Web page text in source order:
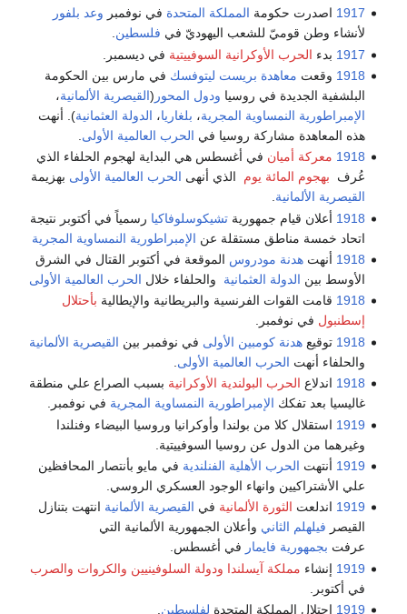
1917 اصدرت حكومة المملكة المتحدة في نوفمبر وعد بلفور
لأنشاء وطن قوميّ للشعب اليهوديّ في فلسطين
1917 بدء الحرب الأوكرانية السوفييتية في ديسمبر.
1918 وقعت معاهدة بريست ليتوفسك في مارس بين الحكومة
البلشفية الجديدة في روسيا ودول المحور (القيصرية الألمانية،
الإمبراطورية النمساوية المجرية، بلغاريا، الدولة العثمانية). أنهت
هذه المعاهدة مشاركة روسيا في الحرب العالمية الأولى
1918 معركة أميان في أغسطس هي البداية لهجوم الحلفاء الذي
عُرف بهجوم المائة يوم الذي أنهى الحرب العالمية الأولى بهزيمة
القيصرية الألمانية.
1918 أعلان قيام جمهوريةتشيكوسلوفاكيا رسمياً في أكتوبر نتيجة
اتحاد خمسة مناطق مستقلة عن الإمبراطورية النمساوية المجرية
1918 أنهتهدنة مودروس الموقعة في أكتوبر القتال في الشرق
الأوسط بين الدولة العثمانية والحلفاء خلال الحرب العالمية الأولى
1918 قامت القوات الفرنسية والبريطانية والإيطالية بأحتلال
إسطنبول في نوفمبر.
1918 توقيعهدنة كومبين الأولى في نوفمبر بين القيصرية الألمانية
والحلفاء أنهت الحرب العالمية الأولى
1918 اندلاع الحرب البولندية الأوكرانية بسبب الصراع علي منطقة
غاليسيا بعد تفكك الإمبراطورية النمساوية المجرية في نوفمبر.
1919 استقلال كلا من بولندا وأوكرانيا وروسيا البيضاء وفنلندا
وغيرهما من الدول عن روسيا السوفييتية.
1919 أنتهت الحرب الأهلية الفنلندية في مايو بأنتصار المحافظين
علي الأشتراكيين وانهاء الوجود العسكري الروسي.
1919 اندلعت الثورة الألمانية في القيصرية الألمانية انتهت بتنازل
القيصر فيلهلم الثاني وأعلان الجمهورية الألمانية التي
عرفت بجمهورية فايمار في أغسطس.
1919 إنشاء مملكة آيسلندا ودولة السلوفينيين والكروات والصرب
في أكتوبر.
1919 احتلال المملكة المتحدة لفلسطين